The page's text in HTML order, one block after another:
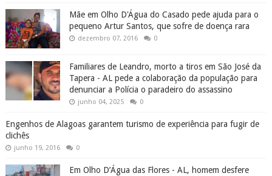
Mãe em Olho D'Água do Casado pede ajuda para o
pequeno Artur Santos, que sofre de doença rara
dezembro 07, 2016 0
Familiares de Leandro, morto a tiros em São José da
Tapera - AL pede a colaboração da população para
denunciar a Polícia o paradeiro do assassino
junho 04, 2025 0
Engenhos de Alagoas garantem turismo de experiência para fugir de
clichês
junho 19, 2016 0
Em Olho D’Água das Flores - AL, homem desfere